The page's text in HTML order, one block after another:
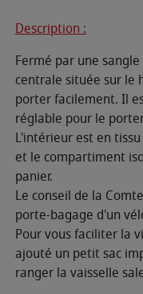
Description :
Fermé par une
centrale située sur le
porter facilement. Il
réglable pour le
L'intérieur est en
et le compartiment
panier.
Le conseil de la
porte-bagage d'un
Pour vous faciliter la
ajouté un petit sac
ranger la vaisselle